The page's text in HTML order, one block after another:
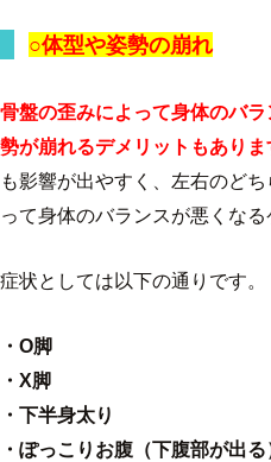
○体型や姿勢の崩れ
骨盤の歪みによって身体のバ
勢が崩れるデメリットもありま
も影響が出やすく、左右のど
って身体のバランスが悪くなる
症状としては以下の通りです。
・O脚
・X脚
・下半身太り
・ぽっこりお腹（下腹部が出る